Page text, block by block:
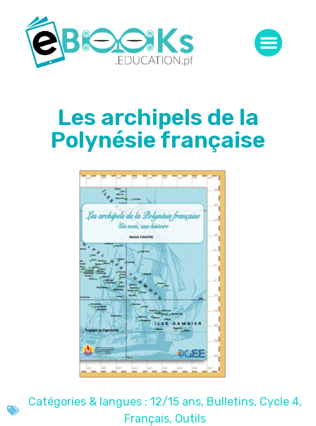
Les archipels de la
Polynésie française
Catégories & langues : 12/15 ans, Bulletins, Cycle 4,
Français, Outils